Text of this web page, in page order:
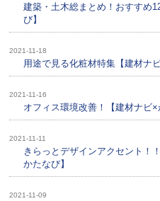
建築・土木総まとめ！おすすめ
び】
2021-11-18
用途で見る化粧材特集【建材ナビ
2021-11-16
オフィス環境改善！【建材ナビ×
2021-11-11
きらっとデザインアクセント！
かたなび】
2021-11-09